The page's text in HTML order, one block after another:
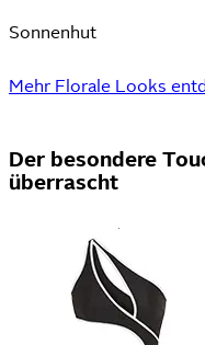
Sonnenhut
Mehr Florale Looks
Der besondere
überrascht